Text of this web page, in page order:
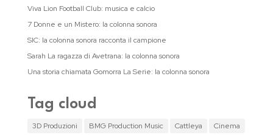
Viva Lion Football Club: musica e calcio
7 Donne e un Mistero: la colonna sonora
SIC: la colonna sonora racconta il campione
Sarah La ragazza di Avetrana: la colonna sonora
Una storia chiamata Gomorra La Serie: la colonna sonora
Tag cloud
3D Produzioni BMG Production Music Cattleya
Cinema